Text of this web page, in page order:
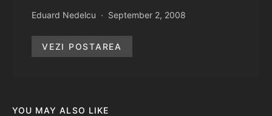
Eduard Nedelcu September 2, 2008
VEZI POSTAREA
YOU MAY ALSO LIKE